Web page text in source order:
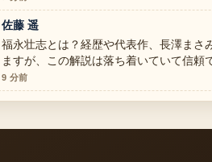
佐藤 遥
福永壮志とは？経歴や代表作、長澤まさ
ますが、この解説は落ち着いていて信頼
9 分前